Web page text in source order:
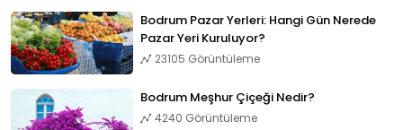
Bodrum Pazar Yerleri: Hangi Gün Nerede
Pazar Yeri Kuruluyor?
23105 Görüntüleme
Bodrum Meşhur Çiçeği Nedir?
4240 Görüntüleme